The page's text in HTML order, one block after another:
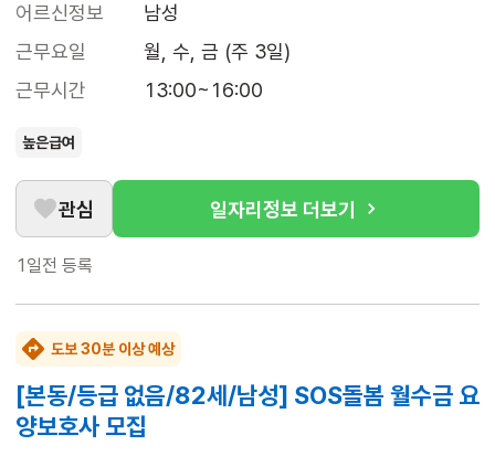
어르신정보
남성
근무요일
월, 수, 금 (주 3일)
근무시간
13:00~16:00
높은급여
관심 일자리정보 더보기
1일전 등록
도보 30분 이상 예상
[본동/등급 없음/82세/남성] SOS돌봄 월수금 요
양보호사 모집